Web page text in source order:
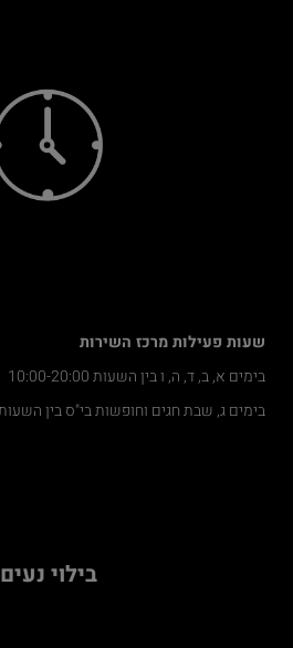
שעות פעילות מרכז השירות
בימים א, ב, ד, ה, ו בין השעות 10:00-20:00
בימים ג, שבת חגים וחופשות בי"ס בין השעות 10:00-
בילוי